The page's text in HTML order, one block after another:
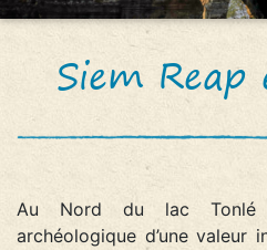
Siem
Au Nord du lac Tonlé
archéologique d’une valeur